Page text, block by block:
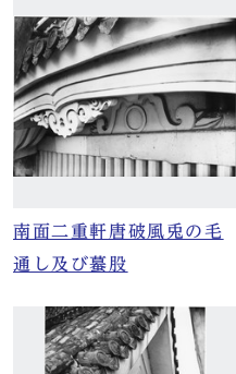
南面二重軒唐破風兎の毛
通し及び蟇股